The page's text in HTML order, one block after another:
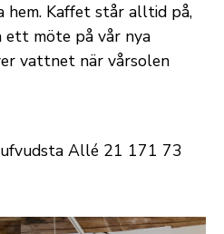
Kaffet står alltid på,
ett möte på vår nya
vattnet när vårsolen
Allé 21 171 73